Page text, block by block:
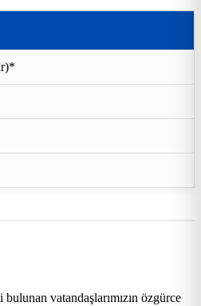
vatandaşlarımızın özgürce